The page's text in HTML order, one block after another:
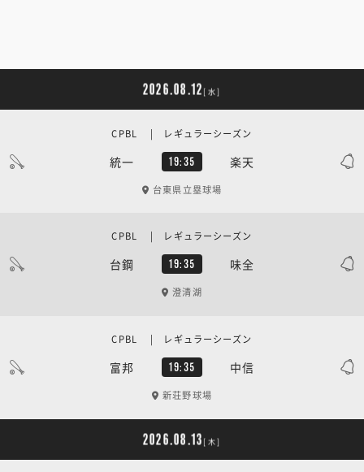
2026.08.12 [水]
統一 19:35 楽天
CPBL | レギュラーシーズン
台東県立塁球場
台鋼 19:35 味全
CPBL | レギュラーシーズン
澄清湖
富邦 19:35 中信
CPBL | レギュラーシーズン
新荘野球場
2026.08.13 [木]